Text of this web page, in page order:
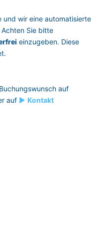
und wir eine automatisierte
Sie bitte
einzugeben. Diese
auf
auf ► Kontakt